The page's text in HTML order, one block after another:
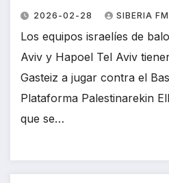
2026-02-28 SIBERIA FM
Los equipos israelíes de
Aviv y Hapoel Tel Aviv
Gasteiz a jugar contra el
Plataforma Palestinarekin
que se…